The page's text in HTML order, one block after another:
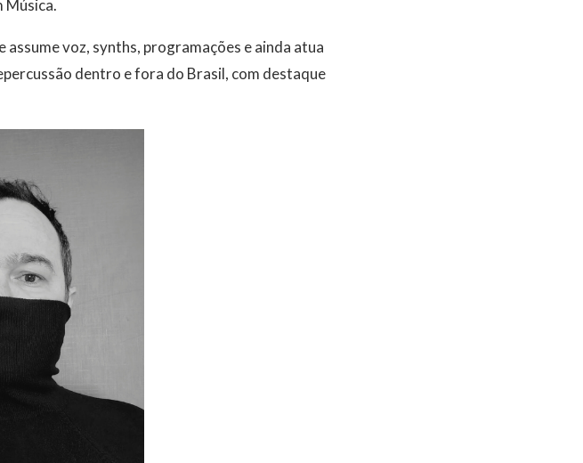
Música.
voz, synths, programações e ainda atua
dentro e fora do Brasil, com destaque